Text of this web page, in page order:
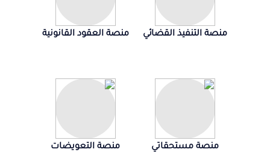
منصة التنفيذ القضائي منصة العقود القانونية
منصة مستحقاتي
منصة التعويضات